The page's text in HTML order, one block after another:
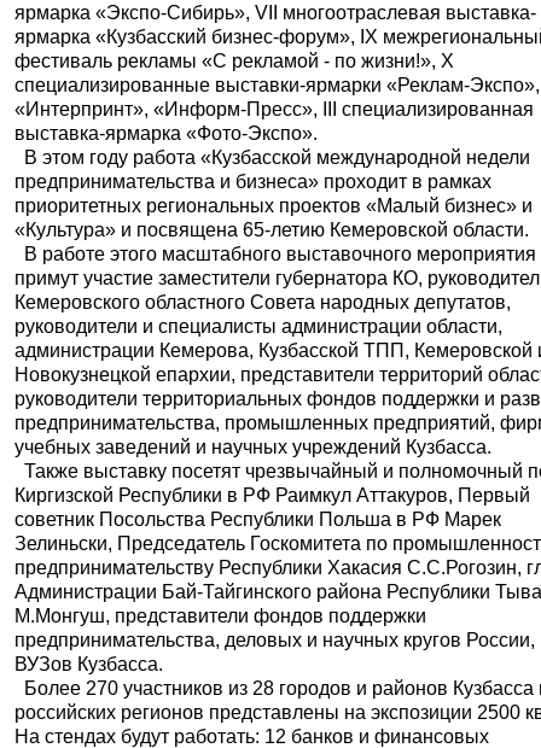
ярмарка «Экспо-Сибирь», VII многоотраслевая выставка-
ярмарка «Кузбасский бизнес-форум», IХ
фестиваль рекламы «С рекламой - по жизни!», Х
специализированные выставки-ярмарки «Реклам-Экспо»,
«Интерпринт», «Информ-Пресс», III специализированная
выставка-ярмарка «Фото-Экспо».
В этом году работа «Кузбасской международной недели
предпринимательства и бизнеса» проходит в рамках
приоритетных региональных проектов «Малый бизнес» и
«Культура» и посвящена 65-летию Кемеровской области.
В работе этого масштабного выставочного мероприятия
примут участие заместители губернатора КО,
Кемеровского областного Совета народных депутатов,
руководители и специалисты администрации области,
администрации Кемерова, Кузбасской ТПП, Кемеровской
Новокузнецкой епархии, представители территорий
руководители территориальных фондов поддержки и
предпринимательства, промышленных предприятий,
учебных заведений и научных учреждений Кузбасса.
Также выставку посетят чрезвычайный и полномочный
Киргизской Республики в РФ Раимкул Аттакуров, Первый
советник Посольства Республики Польша в РФ Марек
Зелиньски, Председатель Госкомитета по
предпринимательству Республики Хакасия С.С.Рогозин,
Администрации Бай-Тайгинского района Республики
М.Монгуш, представители фондов поддержки
предпринимательства, деловых и научных кругов России,
ВУЗов Кузбасса.
Более 270 участников из 28 городов и районов Кузбасса
российских регионов представлены на экспозиции 2500
На стендах будут работать: 12 банков и финансовых